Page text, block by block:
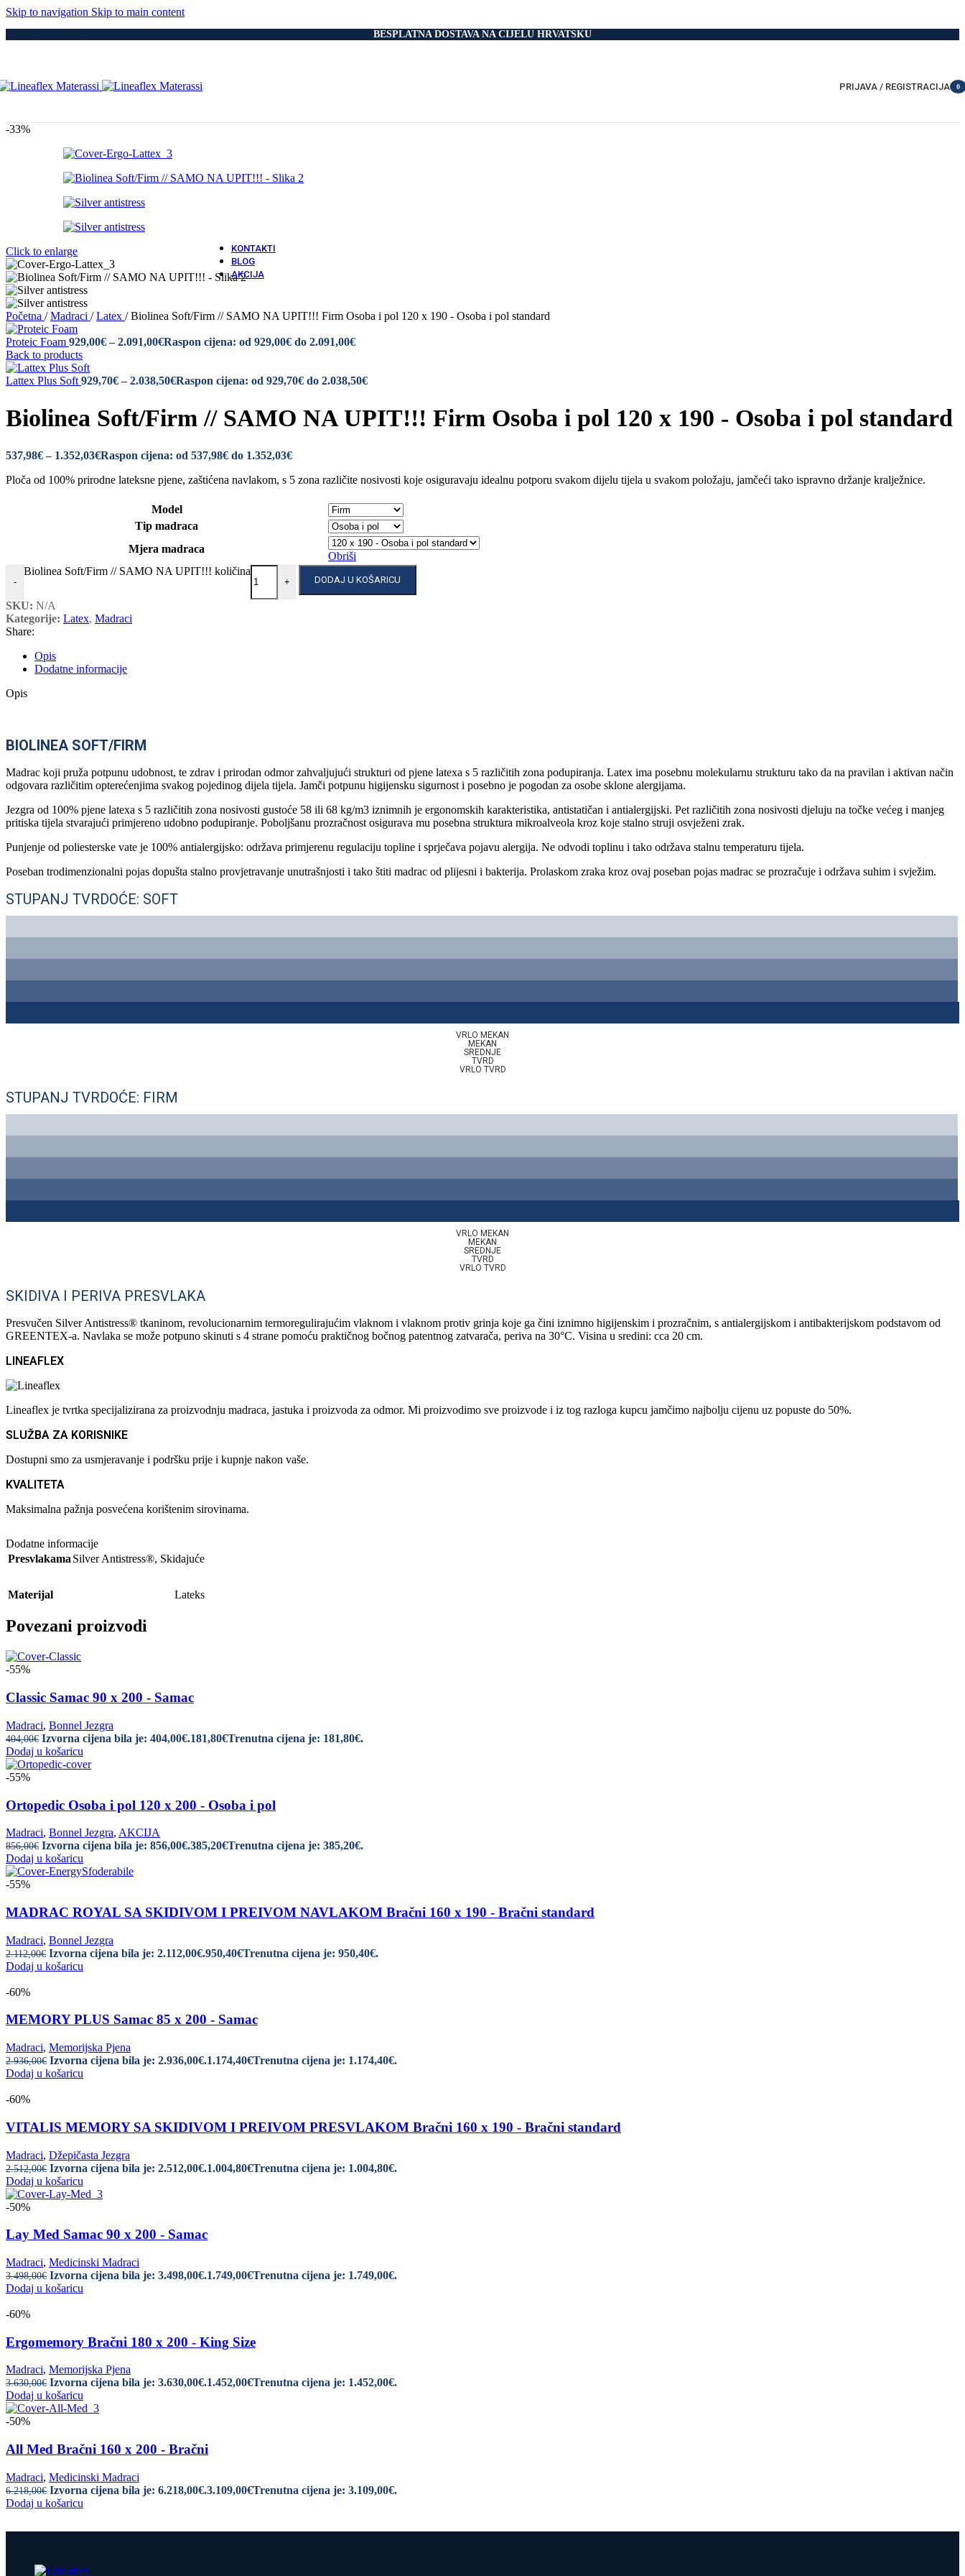
Skip to navigation Skip to main content
BESPLATNA DOSTAVA NA CIJELU HRVATSKU
Drvene Podnice
Metalni Okvir
Jastuci
KONTAKTI
BLOG
AKCIJA
PRIJAVA / REGISTRACIJA
0
-33%
Click to enlarge
Početna / Madraci / Latex / Biolinea Soft/Firm // SAMO NA UPIT!!! Firm Osoba i pol 120 x 190 - Osoba i pol standard
Proteic Foam 929,00€ – 2.091,00€Raspon cijena: od 929,00€ do 2.091,00€
Back to products
Lattex Plus Soft 929,70€ – 2.038,50€Raspon cijena: od 929,70€ do 2.038,50€
Biolinea Soft/Firm // SAMO NA UPIT!!! Firm Osoba i pol 120 x 190 - Osoba i pol standard
537,98€ – 1.352,03€Raspon cijena: od 537,98€ do 1.352,03€
Ploča od 100% prirodne lateksne pjene, zaštićena navlakom, s 5 zona različite nosivosti koje osiguravaju idealnu potporu svakom dijelu tijela u svakom položaju, jamčeći tako ispravno držanje kralježnice.
Model
Tip madraca
Mjera madraca
Obriši
-
Biolinea Soft/Firm // SAMO NA UPIT!!! količina
+ DODAJ U KOŠARICU
SKU: N/A
Kategorije: Latex, Madraci
Share:
Opis
Dodatne informacije
Opis
BIOLINEA SOFT/FIRM
Madrac koji pruža potpunu udobnost, te zdrav i prirodan odmor zahvaljujući strukturi od pjene latexa s 5 različitih zona podupiranja. Latex ima posebnu molekularnu strukturu tako da na pravilan i aktivan način
odgovara različitim opterećenjima svakog pojedinog dijela tijela. Jamči potpunu higijensku sigurnost i posebno je pogodan za osobe sklone alergijama.
Jezgra od 100% pjene latexa s 5 različitih zona nosivosti gustoće 58 ili 68 kg/m3 iznimnih je ergonomskih karakteristika, antistatičan i antialergijski. Pet različitih zona nosivosti djeluju na točke većeg i manjeg
pritiska tijela stvarajući primjereno udobno podupiranje. Poboljšanu prozračnost osigurava mu posebna struktura mikroalveola kroz koje stalno struji osvježeni zrak.
Punjenje od poliesterske vate je 100% antialergijsko: održava primjerenu regulaciju topline i sprječava pojavu alergija. Ne odvodi toplinu i tako održava stalnu temperaturu tijela.
Poseban trodimenzionalni pojas dopušta stalno provjetravanje unutrašnjosti i tako štiti madrac od plijesni i bakterija. Prolaskom zraka kroz ovaj poseban pojas madrac se prozračuje i održava suhim i svježim.
STUPANJ TVRDOĆE: SOFT
VRLO MEKAN
MEKAN
SREDNJE
TVRD
VRLO TVRD
STUPANJ TVRDOĆE: FIRM
VRLO MEKAN
MEKAN
SREDNJE
TVRD
VRLO TVRD
SKIDIVA I PERIVA PRESVLAKA
Presvučen Silver Antistress® tkaninom, revolucionarnim termoregulirajućim vlaknom i vlaknom protiv grinja koje ga čini iznimno higijenskim i prozračnim, s antialergijskom i antibakterijskom podstavom od
GREENTEX-a. Navlaka se može potpuno skinuti s 4 strane pomoću praktičnog bočnog patentnog zatvarača, periva na 30°C. Visina u sredini: cca 20 cm.
LINEAFLEX
Lineaflex je tvrtka specijalizirana za proizvodnju madraca, jastuka i proizvoda za odmor. Mi proizvodimo sve proizvode i iz tog razloga kupcu jamčimo najbolju cijenu uz popuste do 50%.
SLUŽBA ZA KORISNIKE
Dostupni smo za usmjeravanje i podršku prije i kupnje nakon vaše.
KVALITETA
Maksimalna pažnja posvećena korištenim sirovinama.
Dodatne informacije
Presvlakama Silver Antistress®, Skidajuće
Materijal Lateks
Povezani proizvodi
-55%
Classic Samac 90 x 200 - Samac
Madraci, Bonnel Jezgra
404,00€ Izvorna cijena bila je: 404,00€.181,80€Trenutna cijena je: 181,80€.
Dodaj u košaricu
-55%
Ortopedic Osoba i pol 120 x 200 - Osoba i pol
Madraci, Bonnel Jezgra, AKCIJA
856,00€ Izvorna cijena bila je: 856,00€.385,20€Trenutna cijena je: 385,20€.
Dodaj u košaricu
-55%
MADRAC ROYAL SA SKIDIVOM I PREIVOM NAVLAKOM Bračni 160 x 190 - Bračni standard
Madraci, Bonnel Jezgra
2.112,00€ Izvorna cijena bila je: 2.112,00€.950,40€Trenutna cijena je: 950,40€.
Dodaj u košaricu
-60%
MEMORY PLUS Samac 85 x 200 - Samac
Madraci, Memorijska Pjena
2.936,00€ Izvorna cijena bila je: 2.936,00€.1.174,40€Trenutna cijena je: 1.174,40€.
Dodaj u košaricu
-60%
VITALIS MEMORY SA SKIDIVOM I PREIVOM PRESVLAKOM Bračni 160 x 190 - Bračni standard
Madraci, Džepičasta Jezgra
2.512,00€ Izvorna cijena bila je: 2.512,00€.1.004,80€Trenutna cijena je: 1.004,80€.
Dodaj u košaricu
-50%
Lay Med Samac 90 x 200 - Samac
Madraci, Medicinski Madraci
3.498,00€ Izvorna cijena bila je: 3.498,00€.1.749,00€Trenutna cijena je: 1.749,00€.
Dodaj u košaricu
-60%
Ergomemory Bračni 180 x 200 - King Size
Madraci, Memorijska Pjena
3.630,00€ Izvorna cijena bila je: 3.630,00€.1.452,00€Trenutna cijena je: 1.452,00€.
Dodaj u košaricu
-50%
All Med Bračni 160 x 200 - Bračni
Madraci, Medicinski Madraci
6.218,00€ Izvorna cijena bila je: 6.218,00€.3.109,00€Trenutna cijena je: 3.109,00€.
Dodaj u košaricu